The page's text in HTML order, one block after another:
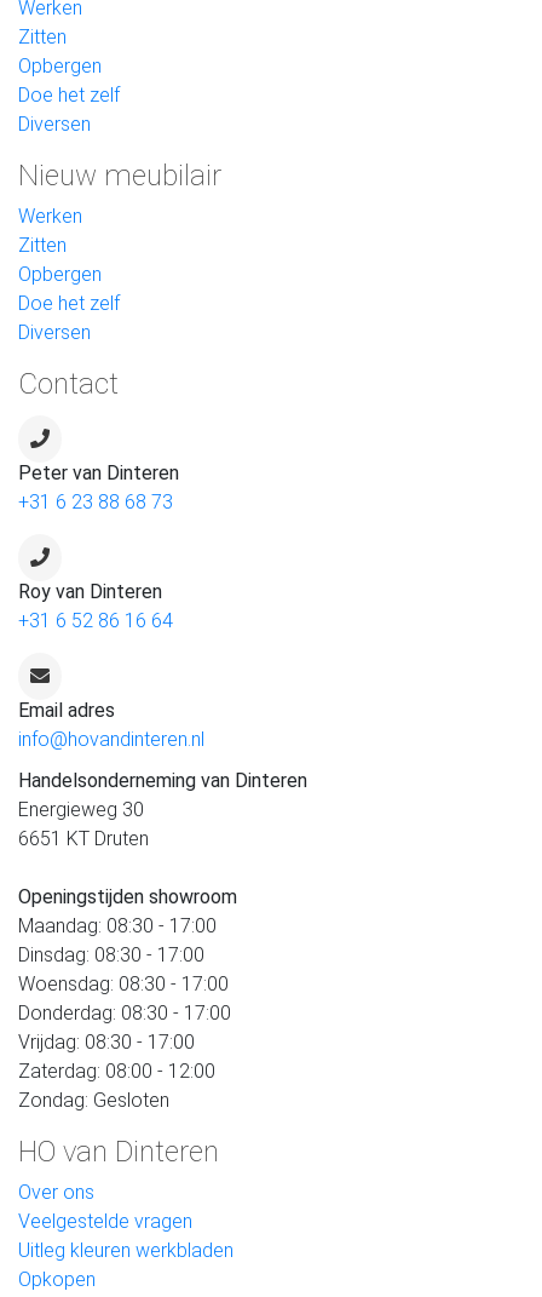
Werken
Zitten
Opbergen
Doe het zelf
Diversen
Nieuw meubilair
Werken
Zitten
Opbergen
Doe het zelf
Diversen
Contact
Peter van Dinteren
+31 6 23 88 68 73
Roy van Dinteren
+31 6 52 86 16 64
Email adres
info@hovandinteren.nl
Handelsonderneming van Dinteren
Energieweg 30
6651 KT Druten
Openingstijden showroom
Maandag: 08:30 - 17:00
Dinsdag: 08:30 - 17:00
Woensdag: 08:30 - 17:00
Donderdag: 08:30 - 17:00
Vrijdag: 08:30 - 17:00
Zaterdag: 08:00 - 12:00
Zondag: Gesloten
HO van Dinteren
Over ons
Veelgestelde vragen
Uitleg kleuren werkbladen
Opkopen